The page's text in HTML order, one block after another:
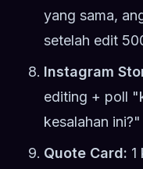
yang sama,
setelah edit
Instagram
editing + poll
kesalahan ini?"
Quote Card: 1